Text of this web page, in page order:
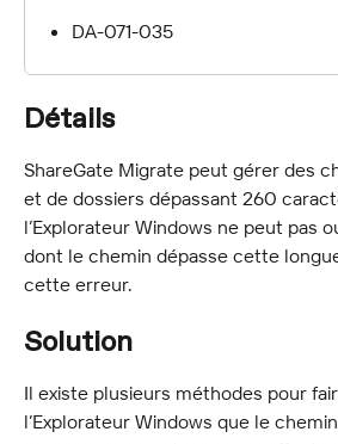
DA-071-035
Détails
ShareGate Migrate peut gérer des
et de dossiers dépassant 260
l’Explorateur Windows ne peut pas
dont le chemin dépasse cette
cette erreur.
Solution
Il existe plusieurs méthodes pour
l’Explorateur Windows que le